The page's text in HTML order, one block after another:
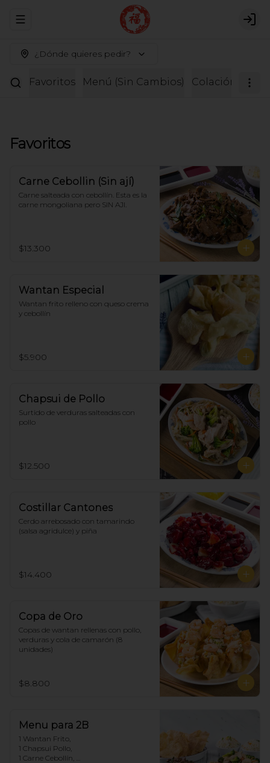
Abrir menu de navegación
¿Dónde quieres pedir?
Favoritos Menú (Sin Cambios) Colación
Favoritos
Carne Cebollin (Sin ají)
Carne salteada con cebollín. Esta es la
carne mongoliana pero SIN AJI.
$13.300
Wantan Especial
Wantan frito relleno con queso crema
y cebollín
$5.900
Chapsui de Pollo
Surtido de verduras salteadas con
pollo
$12.500
Costillar Cantones
Cerdo arrebosado con tamarindo
(salsa agridulce) y piña
$14.400
Copa de Oro
Copas de wantan rellenas con pollo,
verduras y cola de camarón (8
unidades)
$8.800
Menu para 2B
1 Wantan Frito,
1 Chapsui Pollo,
1 Carne Cebollín,